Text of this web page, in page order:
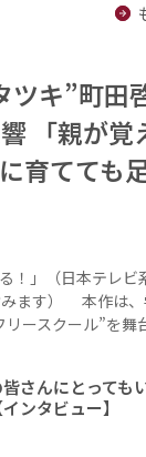
ツキ”町田
「親が覚
育てても
！」（日本テレビ
ます） 本作は、
リースクール”を
さんにとっても
ンタビュー】